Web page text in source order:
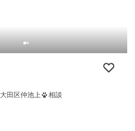
大田区仲池上 相談